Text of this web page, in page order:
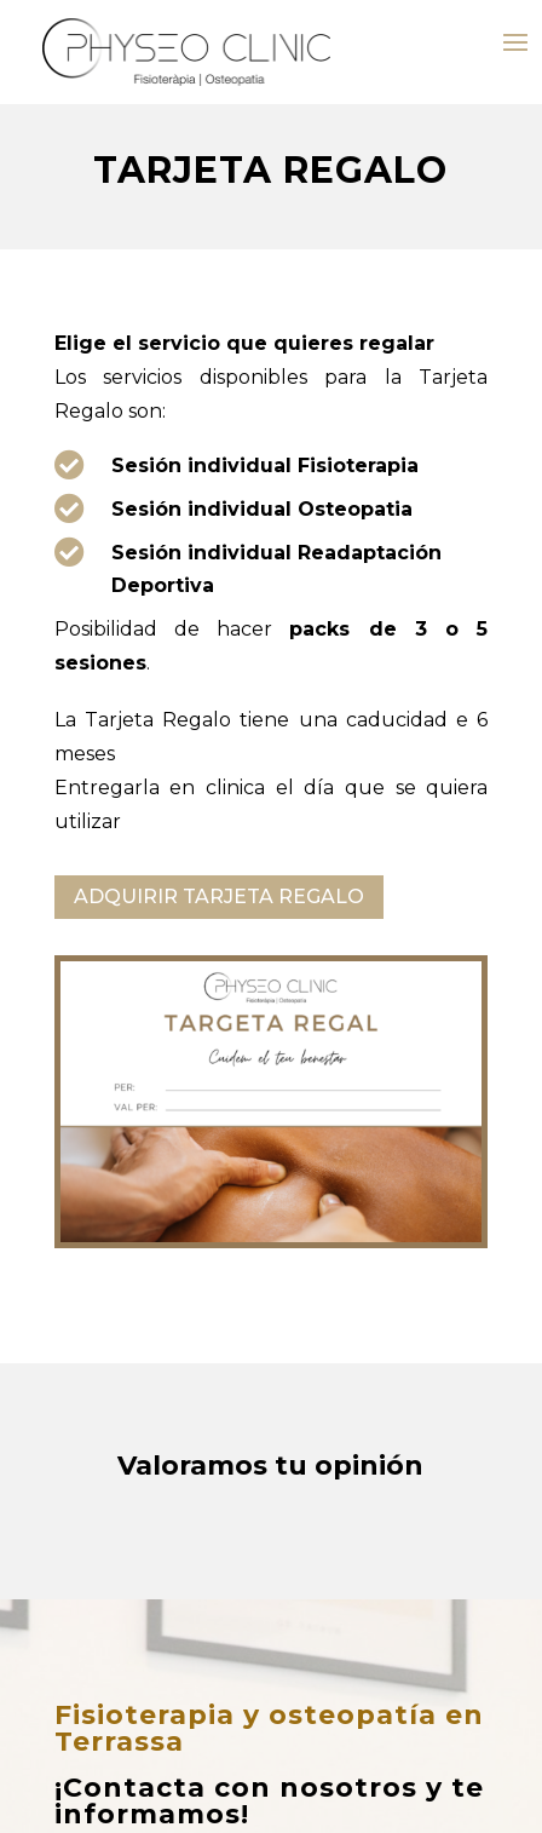
TARJETA REGALO
Elige el servicio que quieres regalar
Los servicios disponibles para la Tarjeta
Regalo son:
 Sesión individual Fisioterapia
 Sesión individual Osteopatia

Sesión individual Readaptación
Deportiva
Posibilidad de hacer packs de 3 o 5
sesiones.
La Tarjeta Regalo tiene una caducidad e 6
meses
Entregarla en clinica el día que se quiera
utilizar
ADQUIRIR TARJETA REGALO
Valoramos tu opinión
Fisioterapia y osteopatía en
Terrassa
¡Contacta con nosotros y te
informamos!